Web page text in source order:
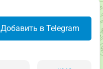
Добавить в Telegram